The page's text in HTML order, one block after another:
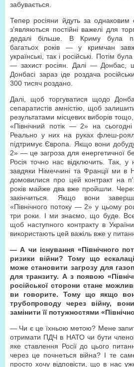
забувається.
Тепер росіяни йдуть за однаковим
з’являються постійні важелі для
дедалі більше. В Криму була
багатьох років — у кримчан
українські, так і російські. Потім
— захист росіян. Далі — Донбас,
Донбасі зараз іде роздача
300 тисяч роздано.
Далі, щоб торгуватися щодо
сепаратистів амністію, щоб
результатами місцевих виборів тощо,
«Північний потік — 2» на
Реально у них на руках флеш-
підтримує Європа. Якщо вони
2» — це загроза для енергетичної
Росія точно нас відключить. Так, у
завдяки Німеччині та Франції ми в
домовилися про цей контракт на
років майже два вже пройшли.
закінчиться. Якщо вони
«Північного потоку — 2» у цьому
три роки. І ми знаємо, що буде.
щоб наступного контракту в
використають цей важіль вже у
— А чи існування «Північного
ризики війни? Тому що
може становити загрозу для
для транзиту. А з появою
російської сторони стане
ви говорите. Тому що якщо
трубопроводу через війну,
замінити її потужностями
— Чи є це їхньою метою? Мене
отримати ПДЧ в НАТО чи бути
яке ставлення Росії до цього
через це почнеться війна? І те
просто хочу відповісти, що в нас